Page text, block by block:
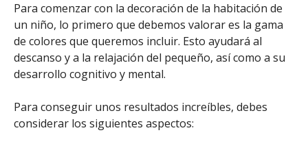
Para comenzar con la decoración de la habitación de
un niño, lo primero que debemos valorar es la gama
de colores que queremos incluir. Esto ayudará al
descanso y a la relajación del pequeño, así como a su
desarrollo cognitivo y mental.
Para conseguir unos resultados increíbles, debes
considerar los siguientes aspectos: